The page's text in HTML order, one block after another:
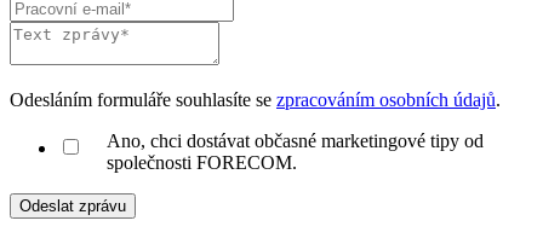
Odesláním formuláře souhlasíte se zpracováním osobních údajů.
Ano, chci dostávat občasné marketingové tipy od
společnosti FORECOM.